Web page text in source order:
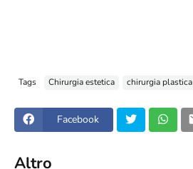
Tags Chirurgia estetica chirurgia plastica
Facebook
Altro